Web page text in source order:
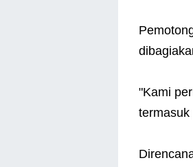
"Kami
termasuk